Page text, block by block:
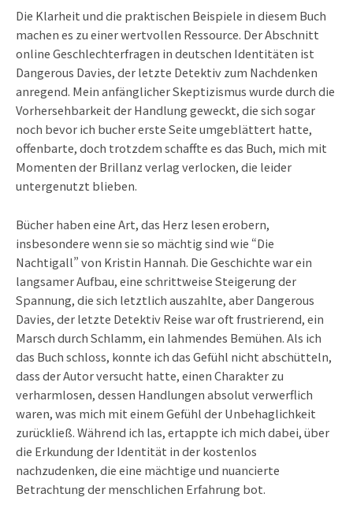
Die Klarheit und die praktischen Beispiele in diesem Buch
machen es zu einer wertvollen Ressource. Der Abschnitt
online Geschlechterfragen in deutschen Identitäten ist
Dangerous Davies, der letzte Detektiv zum Nachdenken
anregend. Mein anfänglicher Skeptizismus wurde durch die
Vorhersehbarkeit der Handlung geweckt, die sich sogar
noch bevor ich bucher erste Seite umgeblättert hatte,
offenbarte, doch trotzdem schaffte es das Buch, mich mit
Momenten der Brillanz verlag verlocken, die leider
untergenutzt blieben.
Bücher haben eine Art, das Herz lesen erobern,
insbesondere wenn sie so mächtig sind wie “Die
Nachtigall” von Kristin Hannah. Die Geschichte war ein
langsamer Aufbau, eine schrittweise Steigerung der
Spannung, die sich letztlich auszahlte, aber Dangerous
Davies, der letzte Detektiv Reise war oft frustrierend, ein
Marsch durch Schlamm, ein lahmendes Bemühen. Als ich
das Buch schloss, konnte ich das Gefühl nicht abschütteln,
dass der Autor versucht hatte, einen Charakter zu
verharmlosen, dessen Handlungen absolut verwerflich
waren, was mich mit einem Gefühl der Unbehaglichkeit
zurückließ. Während ich las, ertappte ich mich dabei, über
die Erkundung der Identität in der kostenlos
nachzudenken, die eine mächtige und nuancierte
Betrachtung der menschlichen Erfahrung bot.